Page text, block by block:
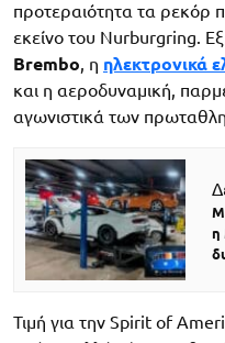
προτεραιότητα τα ρεκόρ
εκείνο του Nurburgring.
Brembo, η ηλεκτρονικά
και η αεροδυναμική,
αγωνιστικά των
η
Τιμή για την Spirit of